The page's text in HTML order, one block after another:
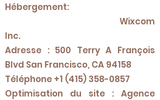
Hébergement:
Wixcom
Inc.
Adresse : 500 Terry A François
Blvd San Francisco, CA 94158
Téléphone +1 (415) 358-0857
Optimisation du site : Agence